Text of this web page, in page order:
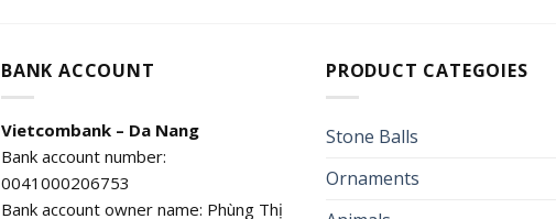
BANK ACCOUNT
Vietcombank – Da Nang
Bank account number:
0041000206753
Bank account owner name: Phùng Thị
PRODUCT CATEGOIES
Stone Balls
Ornaments